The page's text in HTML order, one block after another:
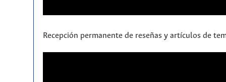
Recepción permanente de reseñas y artículos de